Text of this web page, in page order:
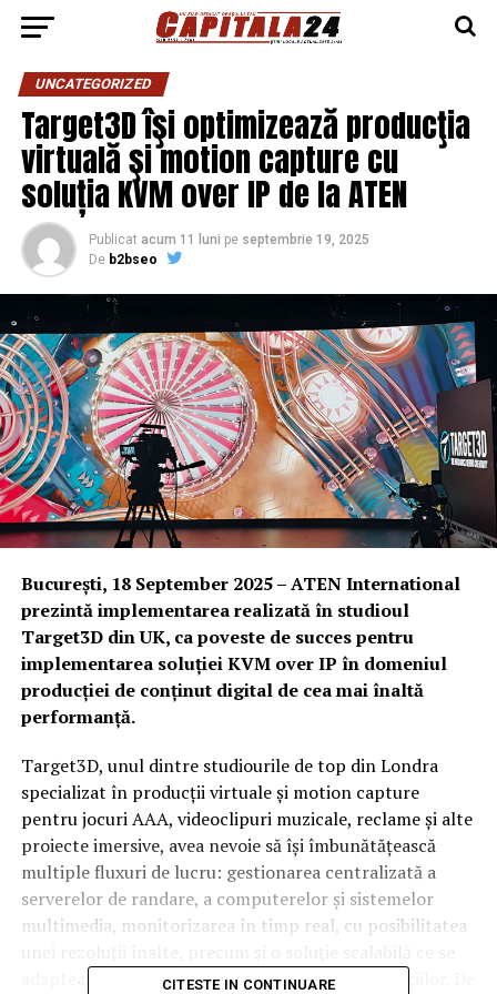
UNCATEGORIZED
Target3D îşi optimizează producţia
virtuală şi motion capture cu
soluția KVM over IP de la ATEN
Publicat acum 11 luni pe septembrie 19, 2025
De b2bseo
București, 18 September 2025– ATEN International
prezintă implementarea realizată în studioul
Target3D din UK, ca poveste de succes pentru
implementarea soluției KVM over IP în domeniul
producției de conținut digital de cea mai înaltă
performanță.
Target3D, unul dintre studiourile de top din Londra
specializat în producţii virtuale şi motion capture
pentru jocuri AAA, videoclipuri muzicale, reclame şi alte
proiecte imersive, avea nevoie să îşi îmbunătăţească
multiple fluxuri de lucru: gestionarea centralizată a
serverelor de randare, a computerelor şi sistemelor
multimedia, monitorizarea în timp real, cu posibilitatea
adaptează la o dezvoltare şi diversitate a producţiilor. De
CITESTE IN CONTINUARE